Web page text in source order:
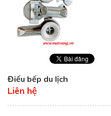
Điếu bếp du lịch
Liên hệ